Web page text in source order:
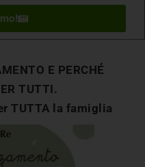
E PERCHÉ
TUTTI.
TUTTA la famiglia